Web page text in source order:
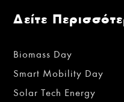
Δείτε
Biomass Day
Smart Mobility Day
Solar Tech Energy